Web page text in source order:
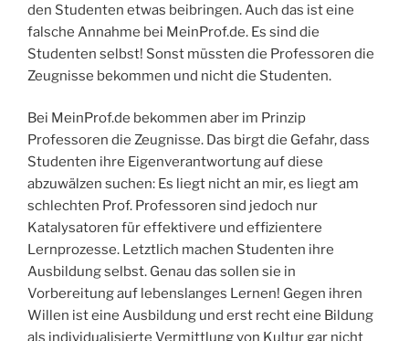
den Studenten etwas beibringen. Auch das ist eine
falsche Annahme bei MeinProf.de. Es sind die
Studenten selbst! Sonst müssten die Professoren die
Zeugnisse bekommen und nicht die Studenten.
Bei MeinProf.de bekommen aber im Prinzip
Professoren die Zeugnisse. Das birgt die Gefahr, dass
Studenten ihre Eigenverantwortung auf diese
abzuwälzen suchen: Es liegt nicht an mir, es liegt am
schlechten Prof. Professoren sind jedoch nur
Katalysatoren für effektivere und effizientere
Lernprozesse. Letztlich machen Studenten ihre
Ausbildung selbst. Genau das sollen sie in
Vorbereitung auf lebenslanges Lernen! Gegen ihren
Willen ist eine Ausbildung und erst recht eine Bildung
als individualisierte Vermittlung von Kultur gar nicht